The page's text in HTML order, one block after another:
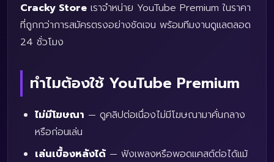
Cracky Store เราจำหน่าย YouTube Premium ในราคา
ที่ถูกกว่าการสมัครตรงอย่างชัดเจน พร้อมทีมงานดูแลตลอด
24 ชั่วโมง
ทำไมต้องใช้ YouTube Premium
ไม่มีโฆษณา — ดูคลิปต่อเนื่องไม่มีโฆษณามาคั่นกลาง
หรือก่อนเล่น
เล่นเบื้องหลังได้ — ฟังเพลงหรือพอดแคสต์ต่อได้แม้